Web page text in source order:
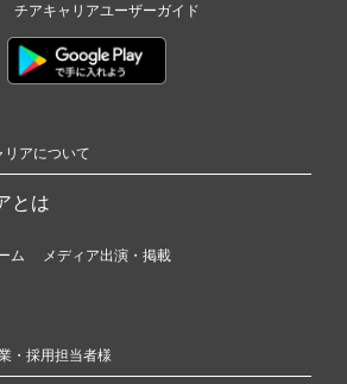
チアキャリアユーザーガイド
リアについて
とは
ム
メディア出演・掲載
・採用担当者様